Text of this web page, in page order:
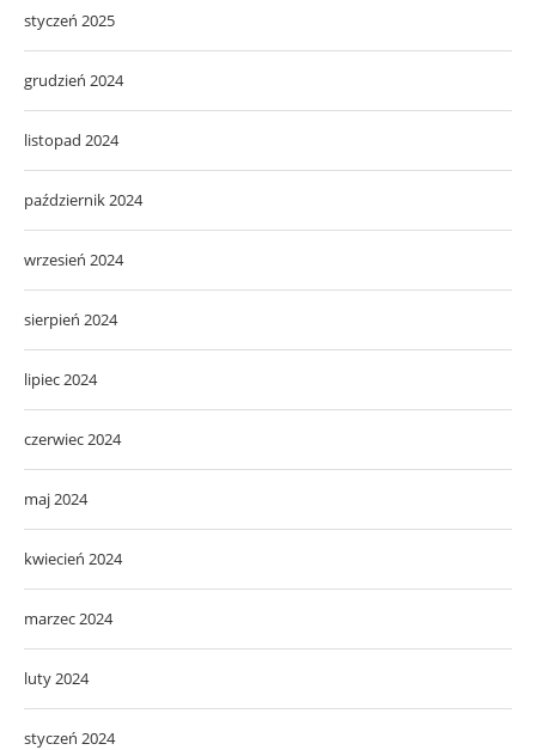
styczeń 2025
grudzień 2024
listopad 2024
październik 2024
wrzesień 2024
sierpień 2024
lipiec 2024
czerwiec 2024
maj 2024
kwiecień 2024
marzec 2024
luty 2024
styczeń 2024